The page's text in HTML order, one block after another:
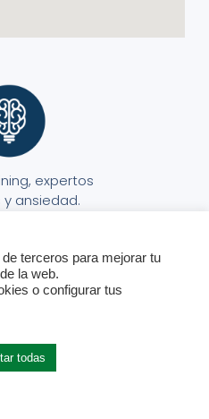
expertos
ansiedad.
terceros para mejorar tu
la web.
o configurar tus
todas